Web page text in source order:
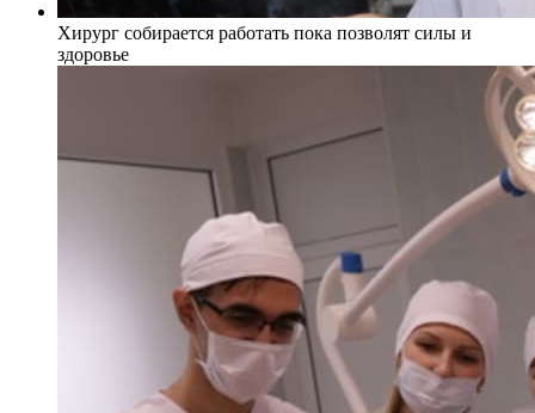
Хирург собирается работать пока позволят силы и
здоровье